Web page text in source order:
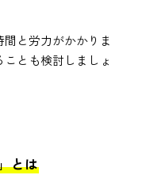
と労力がかかりま
とも検討しましょ
とは